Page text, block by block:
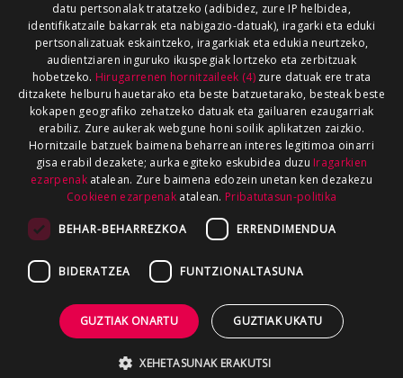
datu pertsonalak tratatzeko (adibidez, zure IP helbidea,
identifikatzaile bakarrak eta nabigazio-datuak), iragarki eta eduki
pertsonalizatuak eskaintzeko, iragarkiak eta edukia neurtzeko,
audientziaren inguruko ikuspegiak lortzeko eta zerbitzuak
hobetzeko. Hirugarrenen hornitzaileek (4)zure datuak ere trata
ditzakete helburu hauetarako eta beste batzuetarako, besteak beste
kokapen geografiko zehatzeko datuak eta gailuaren ezaugarriak
erabiliz. Zure aukerak webgune honi soilik aplikatzen zaizkio.
Hornitzaile batzuek baimena beharrean interes legitimoa oinarri
gisa erabil dezakete; aurka egiteko eskubidea duzu Iragarkien
ezarpenakatalean. Zure baimena edozein unetan ken dezakezu
Cookieen ezarpenak atalean. Pribatutasun-politika
BEHAR-BEHARREZKOA ERRENDIMENDUA
BIDERATZEA FUNTZIONALTASUNA
GUZTIAK ONARTU GUZTIAK UKATU
XEHETASUNAK ERAKUTSI